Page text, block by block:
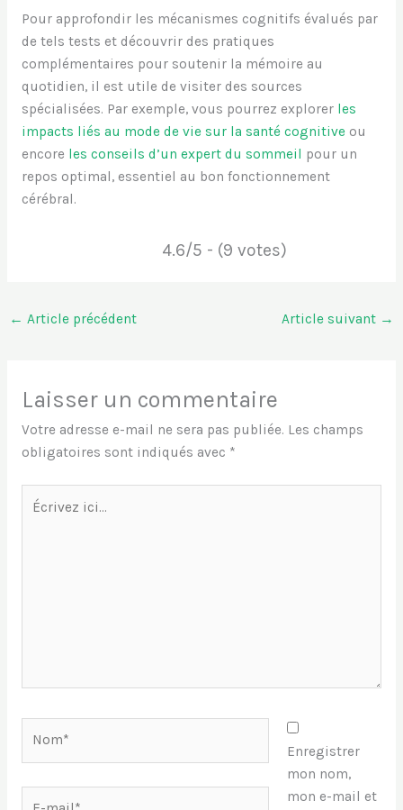
Pour approfondir les mécanismes cognitifs évalués par
de tels tests et découvrir des pratiques
complémentaires pour soutenir la mémoire au
quotidien, il est utile de visiter des sources
spécialisées. Par exemple, vous pourrez explorer les
impacts liés au mode de vie sur la santé cognitiveou
encore les conseils d’un expert du sommeil pour un
repos optimal, essentiel au bon fonctionnement
cérébral.
4.6/5 - (9 votes)
← Article précédent Article suivant →
Laisser un commentaire
Votre adresse e-mail ne sera pas publiée. Les champs
obligatoires sont indiqués avec *
Écrivez
ici…
Enregistrer
mon nom,
mon e-mail et